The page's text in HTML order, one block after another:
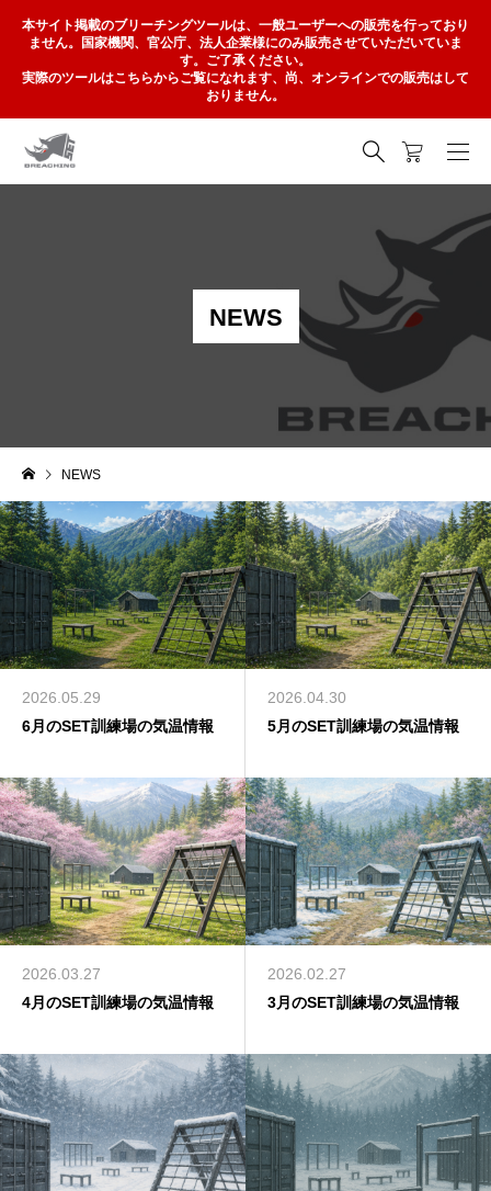
本サイト掲載のブリーチングツールは、一般ユーザーへの販売を行っており
ません。国家機関、官公庁、法人企業様にのみ販売させていただいていま
す。ご了承ください。
実際のツールはこちらからご覧になれます、尚、オンラインでの販売はして
おりません。
NEWS
NEWS
2026.05.29
6月のSET訓練場の気温情報
2026.04.30
5月のSET訓練場の気温情報
2026.03.27
4月のSET訓練場の気温情報
2026.02.27
3月のSET訓練場の気温情報